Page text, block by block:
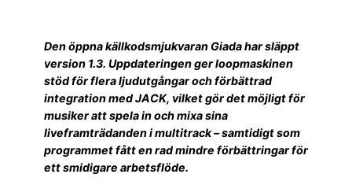
Den öppna källkodsmjukvaran Giada har släppt
version 1.3. Uppdateringen ger loopmaskinen
stöd för flera ljudutgångar och förbättrad
integration med JACK, vilket gör det möjligt för
musiker att spela in och mixa sina
liveframträdanden i multitrack – samtidigt som
programmet fått en rad mindre förbättringar för
ett smidigare arbetsflöde.